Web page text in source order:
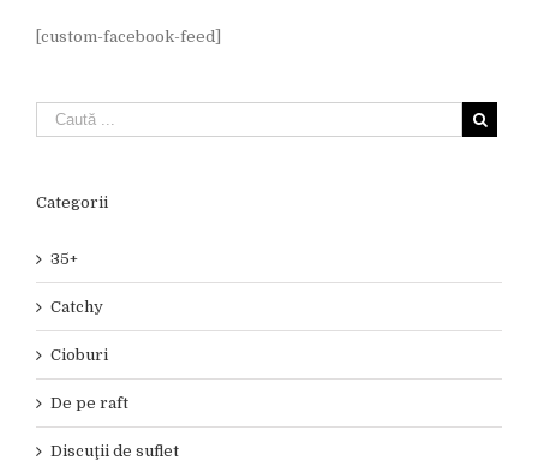
[custom-facebook-feed]
Categorii
35+
Catchy
Cioburi
De pe raft
Discuţii de suflet